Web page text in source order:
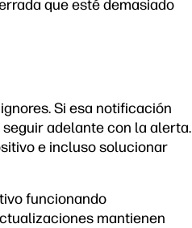
que esté demasiado
Si esa notificación
adelante con la alerta.
e incluso solucionar
funcionando
mantienen